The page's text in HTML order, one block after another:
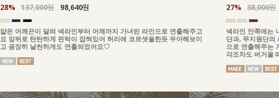
28% 137,000원 98,640원
얇은 어깨끈이 달려 넥라인부터 어깨까지 가녀린 라인으로 연출해주고
요 앞뒤로 탄탄하게 핀턱이 잡혀있어 허리에 코르셋을한듯 우아해보이
고 굉장히 날씬하게도 연출되었어요♡
27% 38,000원
넥라인 안쪽에는
단과, 무지원단의
으로 연출해주는
각조차도 버거울